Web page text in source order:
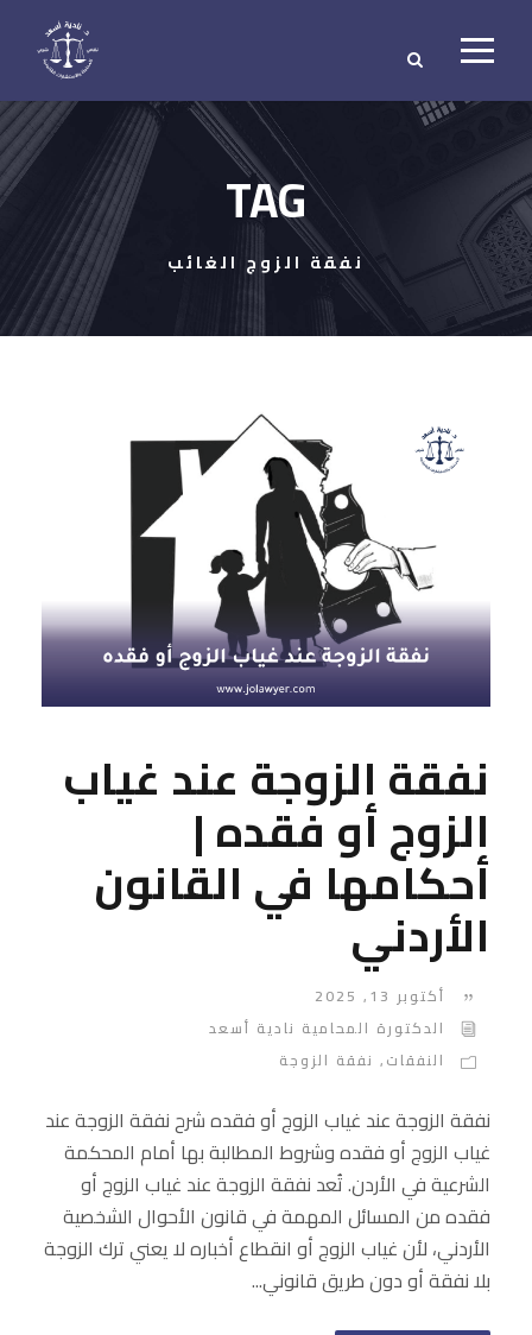
TAG
نفقة الزوج الغائب
نفقة الزوجة عند غياب
الزوج أو فقده |
أحكامها في القانون
الأردني
أكتوبر 13, 2025
الدكتورة المحامية نادية أسعد
النفقات, نفقة الزوجة
نفقة الزوجة عند غياب الزوج أو فقده شرح نفقة الزوجة عند
غياب الزوج أو فقده وشروط المطالبة بها أمام المحكمة
الشرعية في الأردن. تُعد نفقة الزوجة عند غياب الزوج أو
فقده من المسائل المهمة في قانون الأحوال الشخصية
الأردني، لأن غياب الزوج أو انقطاع أخباره لا يعني ترك الزوجة
بلا نفقة أو دون طريق قانوني...